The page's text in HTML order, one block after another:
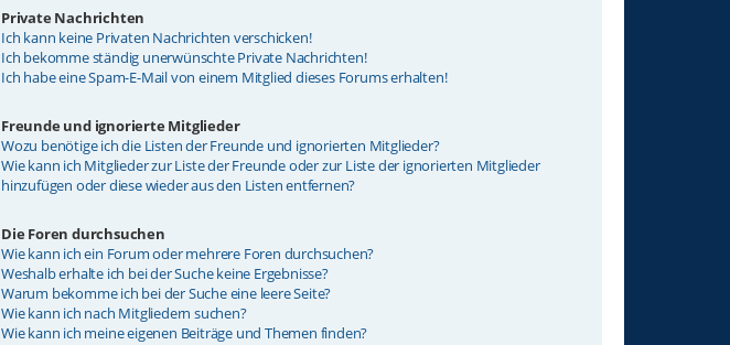
Private Nachrichten
Ich kann keine Privaten Nachrichten verschicken!
Ich bekomme ständig unerwünschte Private Nachrichten!
Ich habe eine Spam-E-Mail von einem Mitglied dieses Forums erhalten!
Freunde und ignorierte Mitglieder
Wozu benötige ich die Listen der Freunde und ignorierten Mitglieder?
Wie kann ich Mitglieder zur Liste der Freunde oder zur Liste der ignorierten Mitglieder
hinzufügen oder diese wieder aus den Listen entfernen?
Die Foren durchsuchen
Wie kann ich ein Forum oder mehrere Foren durchsuchen?
Weshalb erhalte ich bei der Suche keine Ergebnisse?
Warum bekomme ich bei der Suche eine leere Seite?
Wie kann ich nach Mitgliedern suchen?
Wie kann ich meine eigenen Beiträge und Themen finden?